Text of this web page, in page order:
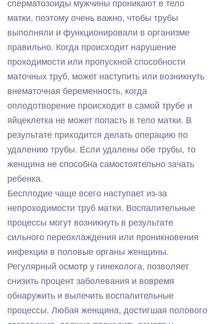
сперматозоиды мужчины проникают в тело
матки, поэтому очень важно, чтобы трубы
выполняли и функционировали в организме
правильно. Когда происходит нарушение
проходимости или пропускной способности
маточных труб, может наступить или возникнуть
внематочная беременность, когда
оплодотворение происходит в самой трубе и
яйцеклетка не может попасть в тело матки. В
результате приходится делать операцию по
удалению трубы. Если удалены обе трубы, то
женщина не способна самостоятельно зачать
ребенка.
Бесплодие чаще всего наступает из-за
непроходимости труб матки. Воспалительные
процессы могут возникнуть в результате
сильного переохлаждения или проникновения
инфекции в половые органы женщины.
Регулярный осмотр у гинеколога, позволяет
снизить процент заболевания и вовремя
обнаружить и вылечить воспалительные
процессы. Любая женщина, достигшая полового